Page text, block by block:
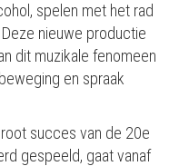
spelen met het rad
nieuwe productie
dit muzikale fenomeen
en spraak
succes van de 20e
gespeeld, gaat vanaf